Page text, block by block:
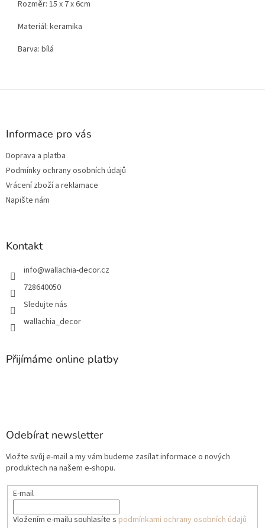
Rozměr: 15 x 7 x 6cm
Materiál: keramika
Barva: bílá
Z
Informace pro vás
Doprava a platba
Podmínky ochrany osobních údajů
Vrácení zboží a reklamace
Napište nám
Kontakt
info@wallachia-decor.cz
728640050
Sledujte nás
wallachia_decor
Přijímáme online platby
Odebírat newsletter
Vložte svůj e-mail a my vám budeme zasílat informace o nových
produktech na našem e-shopu.
E-mail
Vložením e-mailu souhlasíte s podmínkami ochrany osobních údajů